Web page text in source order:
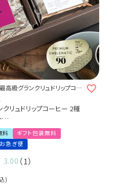
高級グランクリュドリップコー
クリュドリップコーヒー 2種
2024 ペルー 25位
マンサス農園
料
ギフト包装無料
お急ぎ便
3.00 （1）